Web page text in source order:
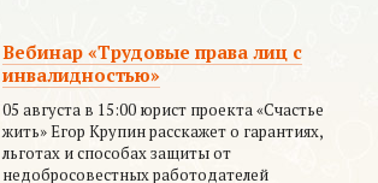
Вебинар «Трудовые права лиц с
инвалидностью»
05 августа в 15:00 юрист проекта «Счастье
жить» Егор Крупин расскажет о гарантиях,
льготах и способах защиты от
недобросовестных работодателей